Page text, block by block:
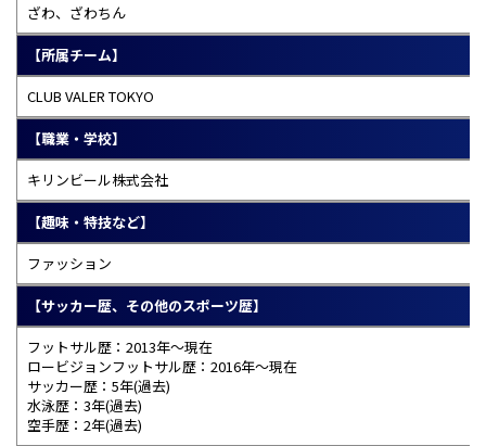
ざわ、ざわちん
【所属チーム】
CLUB VALER TOKYO
【職業・学校】
キリンビール株式会社
【趣味・特技など】
ファッション
【サッカー歴、その他のスポーツ歴】
フットサル歴：2013年～現在
ロービジョンフットサル歴：2016年～現在
サッカー歴：5年(過去)
水泳歴：3年(過去)
空手歴：2年(過去)